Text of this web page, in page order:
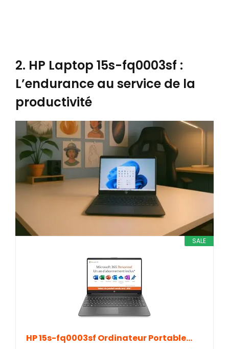
2. HP Laptop 15s-fq0003sf :
L’endurance au service de la
productivité
SALE
HP 15s-fq0003sf Ordinateur Portable...